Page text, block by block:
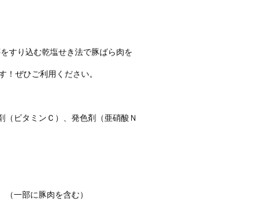
すり込む乾塩せき法で豚ばら肉を
！ぜひご利用ください。
ビタミンＣ）、発色剤（亜硝酸Ｎ
一部に豚肉を含む）